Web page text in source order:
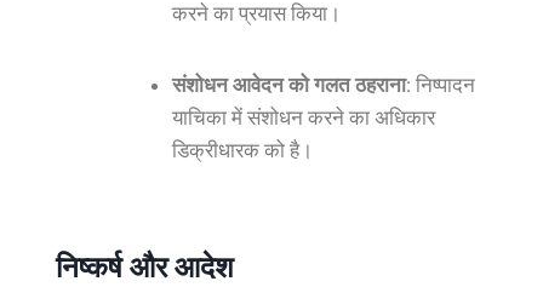
करने का प्रयास किया।
संशोधन आवेदन को गलत ठहराना: निष्पादन
याचिका में संशोधन करने का अधिकार
डिक्रीधारक को है।
निष्कर्ष और आदेश